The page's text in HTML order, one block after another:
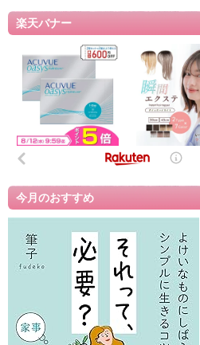
楽天バナー
今月のおすすめ